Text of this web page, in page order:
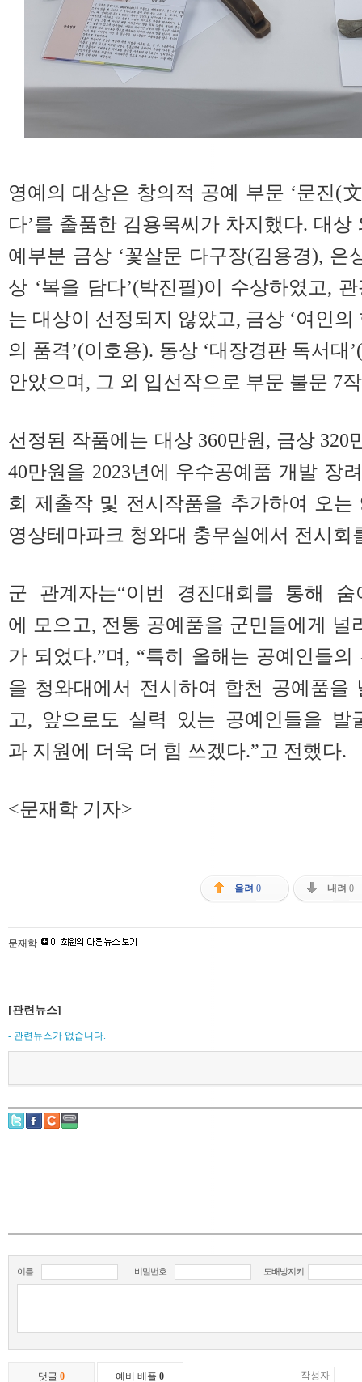
영예의 대상은 창의적 공예 부문 ‘문진(
다’를 출품한 김용목씨가 차지했다. 대
예부분 금상 ‘꽃살문 다구장(김용경), 은
상 ‘복을 담다’(박진필)이 수상하였고,
는 대상이 선정되지 않았고, 금상 ‘여인의
의 품격’(이호용). 동상 ‘대장경판 독서대
안았으며, 그 외 입선작으로 부문 불문 7
선정된 작품에는 대상 360만원, 금상 320
40만원을 2023년에 우수공예품 개발 장
회 제출작 및 전시작품을 추가하여 오는
영상테마파크 청와대 충무실에서 전시회
군 관계자는“이번 경진대회를 통해
에 모으고, 전통 공예품을 군민들에게 널
가 되었다.”며, “특히 올해는 공예인들
을 청와대에서 전시하여 합천 공예품을
고, 앞으로도 실력 있는 공예인들을 발
과 지원에 더욱 더 힘 쓰겠다.”고 전했다.
<문재학 기자>
올려 0 내려 0
문재학
[관련뉴스]
- 관련뉴스가 없습니다.